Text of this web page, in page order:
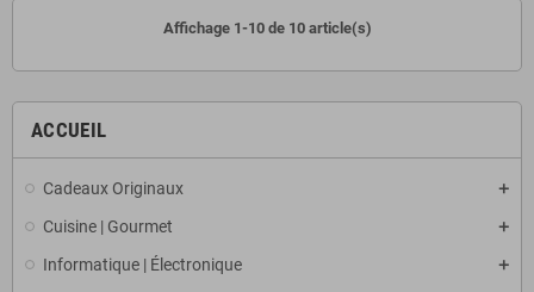
ACCUEIL
Cadeaux Originaux
Cuisine | Gourmet
Informatique | Électronique
Affichage 1-10 de 10 article(s)